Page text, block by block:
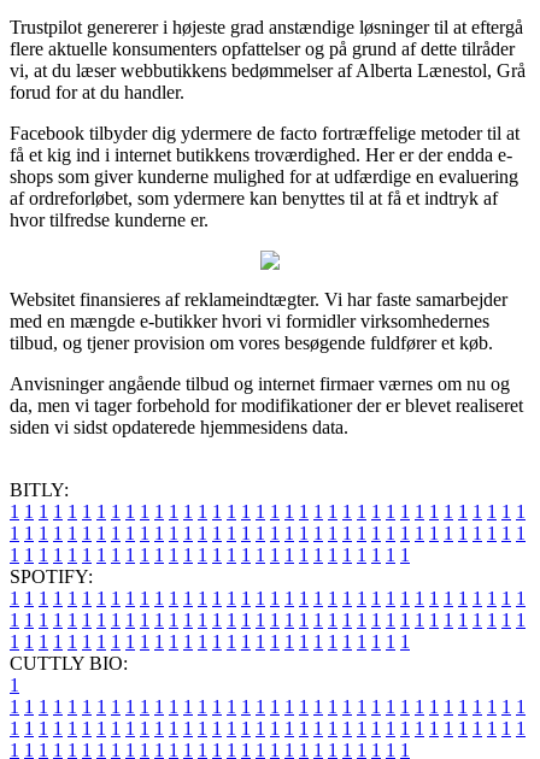
Trustpilot genererer i højeste grad anstændige løsninger til at eftergå
flere aktuelle konsumenters opfattelser og på grund af dette tilråder
vi, at du læser webbutikkens bedømmelser af Alberta Lænestol, Grå
forud for at du handler.
Facebook tilbyder dig ydermere de facto fortræffelige metoder til at
få et kig ind i internet butikkens troværdighed. Her er der endda e-
shops som giver kunderne mulighed for at udfærdige en evaluering
af ordreforløbet, som ydermere kan benyttes til at få et indtryk af
hvor tilfredse kunderne er.
Websitet finansieres af reklameindtægter. Vi har faste samarbejder
med en mængde e-butikker hvori vi formidler virksomhedernes
tilbud, og tjener provision om vores besøgende fuldfører et køb.
Anvisninger angående tilbud og internet firmaer værnes om nu og
da, men vi tager forbehold for modifikationer der er blevet realiseret
siden vi sidst opdaterede hjemmesidens data.
BITLY:
1 1 1 1 1 1 1 1 1 1 1 1 1 1 1 1 1 1 1 1 1 1 1 1 1 1 1 1 1 1 1 1 1 1 1 1
1 1 1 1 1 1 1 1 1 1 1 1 1 1 1 1 1 1 1 1 1 1 1 1 1 1 1 1 1 1 1 1 1 1 1 1
1 1 1 1 1 1 1 1 1 1 1 1 1 1 1 1 1 1 1 1 1 1 1 1 1 1 1 1
SPOTIFY:
1 1 1 1 1 1 1 1 1 1 1 1 1 1 1 1 1 1 1 1 1 1 1 1 1 1 1 1 1 1 1 1 1 1 1 1
1 1 1 1 1 1 1 1 1 1 1 1 1 1 1 1 1 1 1 1 1 1 1 1 1 1 1 1 1 1 1 1 1 1 1 1
1 1 1 1 1 1 1 1 1 1 1 1 1 1 1 1 1 1 1 1 1 1 1 1 1 1 1 1
CUTTLY BIO:
1
1 1 1 1 1 1 1 1 1 1 1 1 1 1 1 1 1 1 1 1 1 1 1 1 1 1 1 1 1 1 1 1 1 1 1 1
1 1 1 1 1 1 1 1 1 1 1 1 1 1 1 1 1 1 1 1 1 1 1 1 1 1 1 1 1 1 1 1 1 1 1 1
1 1 1 1 1 1 1 1 1 1 1 1 1 1 1 1 1 1 1 1 1 1 1 1 1 1 1 1